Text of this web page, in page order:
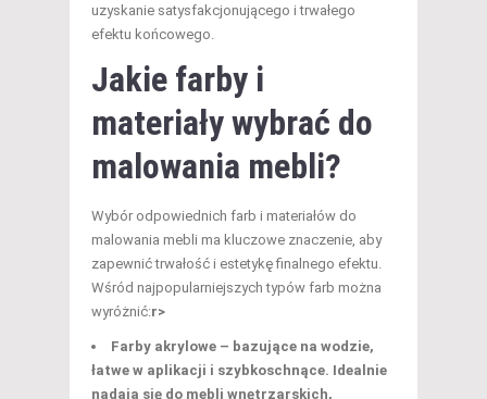
uzyskanie satysfakcjonującego i trwałego
efektu końcowego.
Jakie farby i
materiały wybrać do
malowania mebli?
Wybór odpowiednich farb i materiałów do
malowania mebli ma kluczowe znaczenie, aby
zapewnić trwałość i estetykę finalnego efektu.
Wśród najpopularniejszych typów farb można
wyróżnić:r>
Farby akrylowe – bazujące na wodzie,
łatwe w aplikacji i szybkoschnące. Idealnie
nadają się do mebli wnętrzarskich,